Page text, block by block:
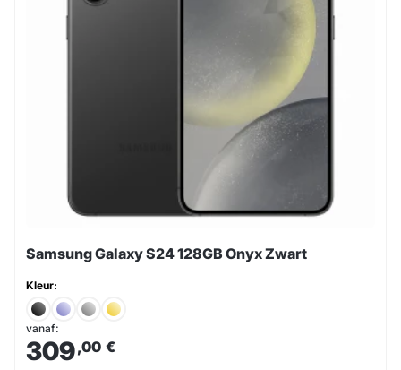
Samsung Galaxy S24 128GB Onyx Zwart
Kleur:
vanaf:
309,00 €